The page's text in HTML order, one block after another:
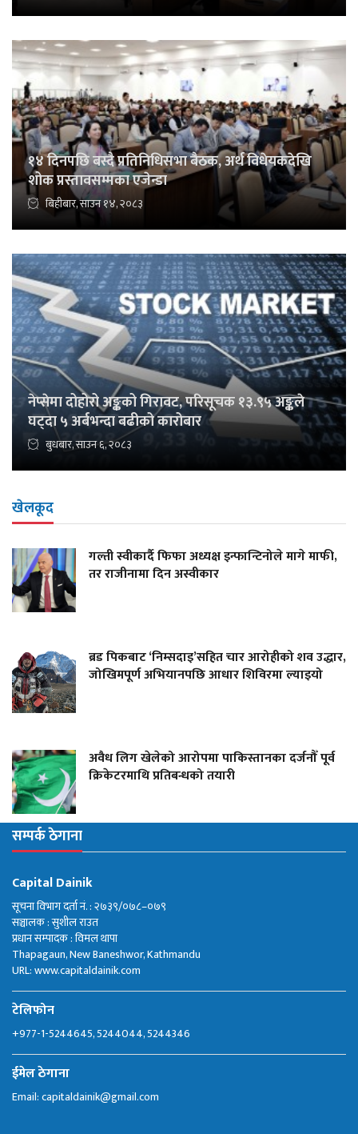
१४ दिनपछि बस्दै प्रतिनिधिसभा बैठक, अर्थ विधेयकदेखि
शोक प्रस्तावसम्मका एजेन्डा
बिहीबार, साउन १४, २०८३
नेप्सेमा दोहोरो अङ्कको गिरावट, परिसूचक १३.९५ अङ्कले
घट्दा ५ अर्बभन्दा बढीको कारोबार
बुधबार, साउन ६, २०८३
खेलकूद
गल्ती स्वीकार्दै फिफा अध्यक्ष इन्फान्टिनोले मागे माफी,
तर राजीनामा दिन अस्वीकार
ब्रड पिकबाट ‘निम्सदाइ’सहित चार आरोहीको शव उद्धार,
जोखिमपूर्ण अभियानपछि आधार शिविरमा ल्याइयो
अवैध लिग खेलेको आरोपमा पाकिस्तानका दर्जनौँ पूर्व
क्रिकेटरमाथि प्रतिबन्धको तयारी
सम्पर्क ठेगाना
Capital Dainik
सूचना विभाग दर्ता नं. : २७३९/०७८–०७९
सञ्चालक : सुशील राउत
प्रधान सम्पादक : विमल थापा
Thapagaun, New Baneshwor, Kathmandu
URL: www.capitaldainik.com
टेलिफोन
+977-1-5244645, 5244044, 5244346
ईमेल ठेगाना
Email:capitaldainik@gmail.com